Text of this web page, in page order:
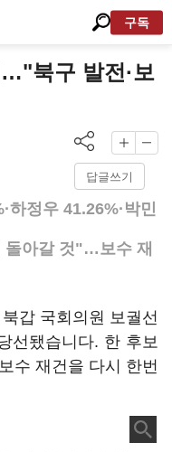
구독
북구 발전·보
답글쓰기
하정우 41.26%·박민
돌아갈 것"…보수 재
갑 국회의원 보궐선
선됐습니다. 한 후보
수 재건을 다시 한번